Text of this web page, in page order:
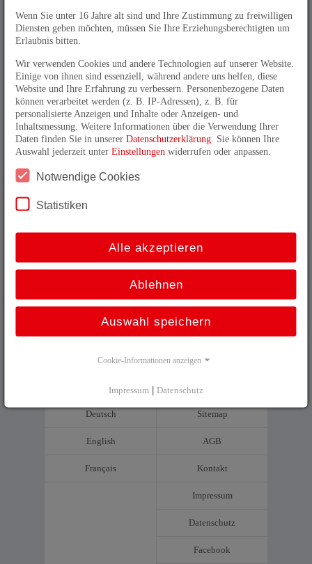
Stab und Schnittstelle können frei getauscht
werden.
Industrial Ethernet: EtherCAT, PROFINET,
Powerlink, Ethernet/IP
Auflösung 0,01mm
LMRS27 im Selektor
Funktionsbeschreibung
Modularer Lineargeber für Standardanwendungen –
Deutsch
English
Français
Sitemap
AGB
Kontakt
Impressum
Datenschutz
Facebook
Wenn Sie unter 16 Jahre alt sind und Ihre Zustimmung zu freiwilligen
Diensten geben möchten, müssen Sie Ihre Erziehungsberechtigten um
Erlaubnis bitten.
Wir verwenden Cookies und andere Technologien auf unserer Website.
Einige von ihnen sind essenziell, während andere uns helfen, diese
Website und Ihre Erfahrung zu verbessern. Personenbezogene Daten
können verarbeitet werden (z. B. IP-Adressen), z. B. für
personalisierte Anzeigen und Inhalte oder Anzeigen- und
Inhaltsmessung. Weitere Informationen über die Verwendung Ihrer
Daten finden Sie in unsererDatenschutzerklärung . Sie können Ihre
Auswahl jederzeit unterEinstellungen widerrufen oder anpassen.
Notwendige Cookies
Statistiken
Alle akzeptieren
Ablehnen
Auswahl speichern
Cookie-Informationen anzeigen
Impressum | Datenschutz